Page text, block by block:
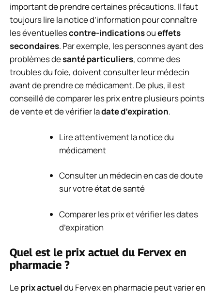
important de prendre certaines précautions. Il faut
toujours lire la notice d’information pour connaître
les éventuellescontre-indicationsoueffets
secondaires. Par exemple, les personnes ayant des
problèmes desanté particuliers, comme des
troubles du foie, doivent consulter leur médecin
avant de prendre ce médicament. De plus, il est
conseillé de comparer les prix entre plusieurs points
de vente et de vérifier ladate d’expiration.
Lire attentivement la notice du
médicament
Consulter un médecin en cas de doute
sur votre état de santé
Comparer les prix et vérifier les dates
d’expiration
Quel est le prix actuel du Fervex en
pharmacie ?
Leprix actueldu Fervex en pharmacie peut varier en